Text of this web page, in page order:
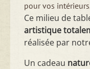
pour vos
Ce milieu de
artistique
réalisée par
Un cadeau